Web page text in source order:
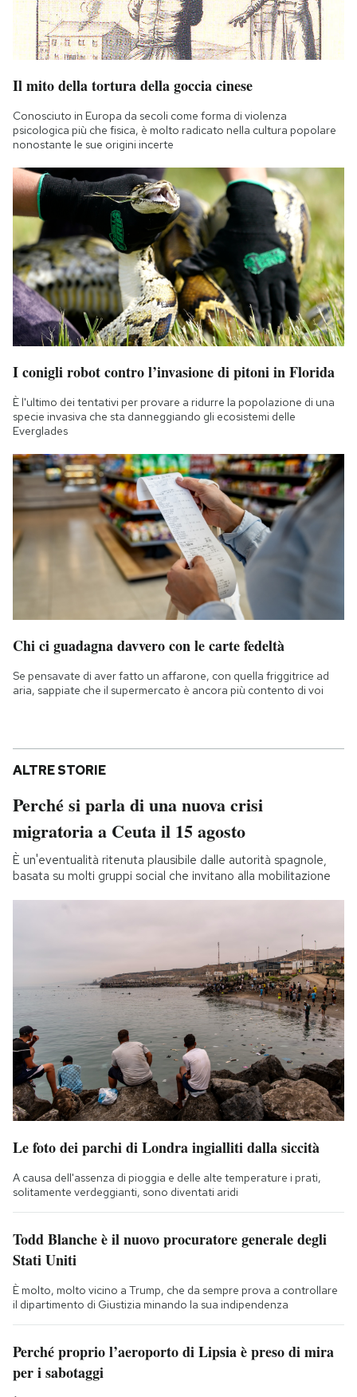
Il mito della tortura della goccia cinese
Conosciuto in Europa da secoli come forma di violenza
psicologica più che fisica, è molto radicato nella cultura popolare
nonostante le sue origini incerte
I conigli robot contro l’invasione di pitoni in Florida
È l'ultimo dei tentativi per provare a ridurre la popolazione di una
specie invasiva che sta danneggiando gli ecosistemi delle
Everglades
Chi ci guadagna davvero con le carte fedeltà
Se pensavate di aver fatto un affarone, con quella friggitrice ad
aria, sappiate che il supermercato è ancora più contento di voi
ALTRE STORIE
Perché si parla di una nuova crisi
migratoria a Ceuta il 15 agosto
È un'eventualità ritenuta plausibile dalle autorità spagnole,
basata su molti gruppi social che invitano alla mobilitazione
Le foto dei parchi di Londra ingialliti dalla siccità
A causa dell'assenza di pioggia e delle alte temperature i prati,
solitamente verdeggianti, sono diventati aridi
Todd Blanche è il nuovo procuratore generale degli
Stati Uniti
È molto, molto vicino a Trump, che da sempre prova a controllare
il dipartimento di Giustizia minando la sua indipendenza
Perché proprio l’aeroporto di Lipsia è preso di mira
per i sabotaggi